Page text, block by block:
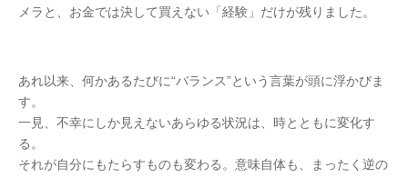
メラと、お金では決して買えない「経験」だけが残りました。
あれ以来、何かあるたびに“バランス”という言葉が頭に浮かびま
す。
一見、不幸にしか見えないあらゆる状況は、時とともに変化す
る。
それが自分にもたらすものも変わる。意味自体も、まったく逆の